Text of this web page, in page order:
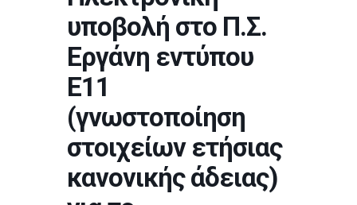
υποβολή στο Π.Σ.
Εργάνη εντύπου
Ε11
(γνωστοποίηση
στοιχείων ετήσιας
κανονικής άδειας)